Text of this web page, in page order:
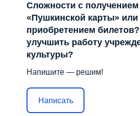
Сложности с получением
«Пушкинской карты» или
приобретением билетов?
улучшить работу
культуры?
Напишите — решим!
Написать